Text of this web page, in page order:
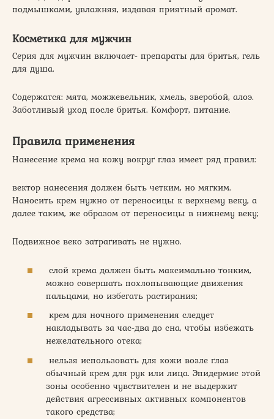
подмышками, увлажняя, издавая приятный аромат.
Косметика для мужчин
Серия для мужчин включает- препараты для бритья, гель
для душа.
Содержатся: мята, можжевельник, хмель, зверобой, алоэ.
Заботливый уход после бритья. Комфорт, питание.
Правила применения
Нанесение крема на кожу вокруг глаз имеет ряд правил:
вектор нанесения должен быть четким, но мягким.
Наносить крем нужно от переносицы к верхнему веку, а
далее таким, же образом от переносицы в нижнему веку;
Подвижное веко затрагивать не нужно.
слой крема должен быть максимально тонким,
можно совершать похлопывающие движения
пальцами, но избегать растирания;
крем для ночного применения следует
накладывать за час-два до сна, чтобы избежать
нежелательного отека;
нельзя использовать для кожи возле глаз
обычный крем для рук или лица. Эпидермис этой
зоны особенно чувствителен и не выдержит
действия агрессивных активных компонентов
такого средства;